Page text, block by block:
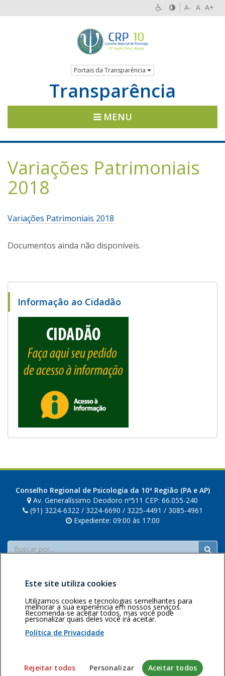
A- A A+
Portais da Transparência
Transparência
MENU
Variações Patrimoniais
2018
Variações Patrimoniais 2018
Documentos ainda não disponíveis.
Informação ao Cidadão
Conselho Regional de Psicologia da 10ª Região (PA e AP)
Av. Generalíssimo Deodoro nº511 CEP: 66.055-240
(91) 3224-6322 / 3224-6690 / 3225-4491 / 3085-4961
Expediente: 09:00 às 17:00
Buscar
Área restritaPolítica de
privacidade
Personalização
de cookies
Voltar ao topo
Sistema desenvolvido pela Gerência de Tecnologia da
Este site utiliza cookies
Utilizamos cookies e tecnologias semelhantes para
melhorar a sua experiência em nossos serviços.
Recomenda-se aceitar todos, mas você pode
personalizar quais deles você irá aceitar.
Política de Privacidade
Rejeitar todos Personalizar Aceitar todos